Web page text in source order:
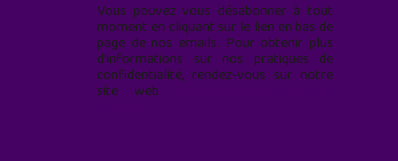
Vous pouvez vous désabonner à tout
moment en cliquant sur le lien en bas de
page de nos emails. Pour obtenir plus
d'informations sur nos pratiques de
confidentialité, rendez-vous sur notre
site web